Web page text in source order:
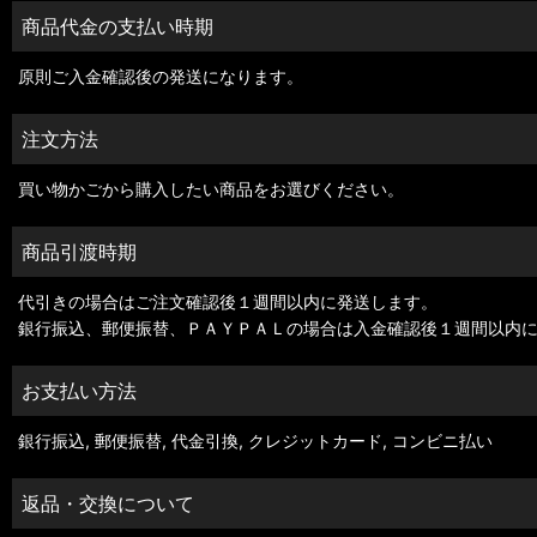
商品代金の支払い時期
原則ご入金確認後の発送になります。
注文方法
買い物かごから購入したい商品をお選びください。
商品引渡時期
代引きの場合はご注文確認後１週間以内に発送します。
銀行振込、郵便振替、ＰＡＹＰＡＬの場合は入金確認後１週間以内に
お支払い方法
銀行振込, 郵便振替, 代金引換, クレジットカード, コンビニ払い
返品・交換について